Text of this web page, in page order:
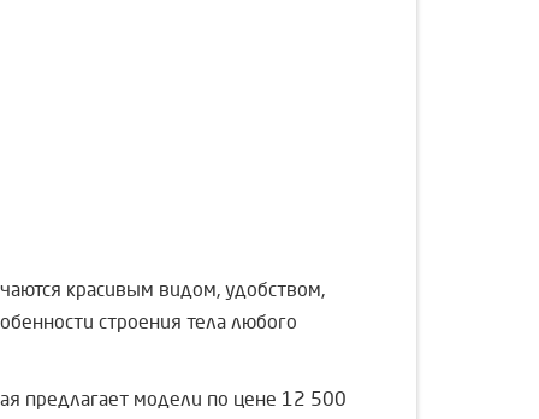
красивым видом, удобством,
строения тела любого
предлагает модели по цене 12 500